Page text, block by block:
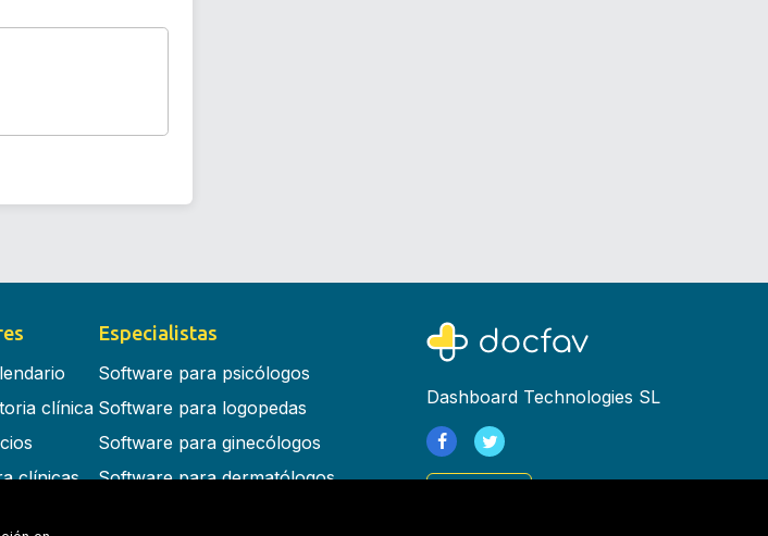
clínica
clínicas
Especialistas
Software para psicólogos
Software para logopedas
Software para ginecólogos
Software para dermatólogos
Dashboard Technologies SL